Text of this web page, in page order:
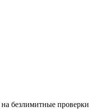
на безлимитные проверки